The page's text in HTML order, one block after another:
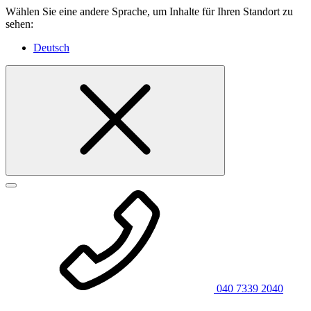
Wählen Sie eine andere Sprache, um Inhalte für Ihren Standort zu
sehen:
Deutsch
040 7339 2040